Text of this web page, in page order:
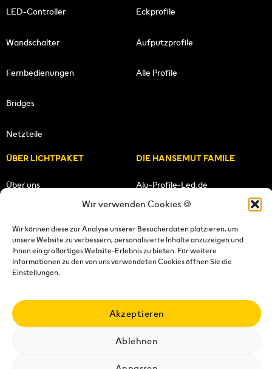
Wir verwenden Cookies 🍪
Wir können diese zur Analyse unserer Besucherdaten platzieren, um
unsere Website zu verbessern, personalisierte Inhalte anzuzeigen und
Ihnen ein großartiges Website-Erlebnis zu bieten. Für weitere
Informationen zu den von uns verwendeten Cookies öffnen Sie die
Einstellungen.
Akzeptieren
Ablehnen
LED-Controller
Wandschalter
Fernbedienungen
Bridges
Netzteile
Eckprofile
Aufputzprofile
Alle Profile
ÜBER LICHTPAKET
Über uns
Unser Team
DIE HANSEMUT FAMILE
Alu-Profile-Led.de
Lichtpaket.de
Datenschutzerklärung|Wiederrufsrecht